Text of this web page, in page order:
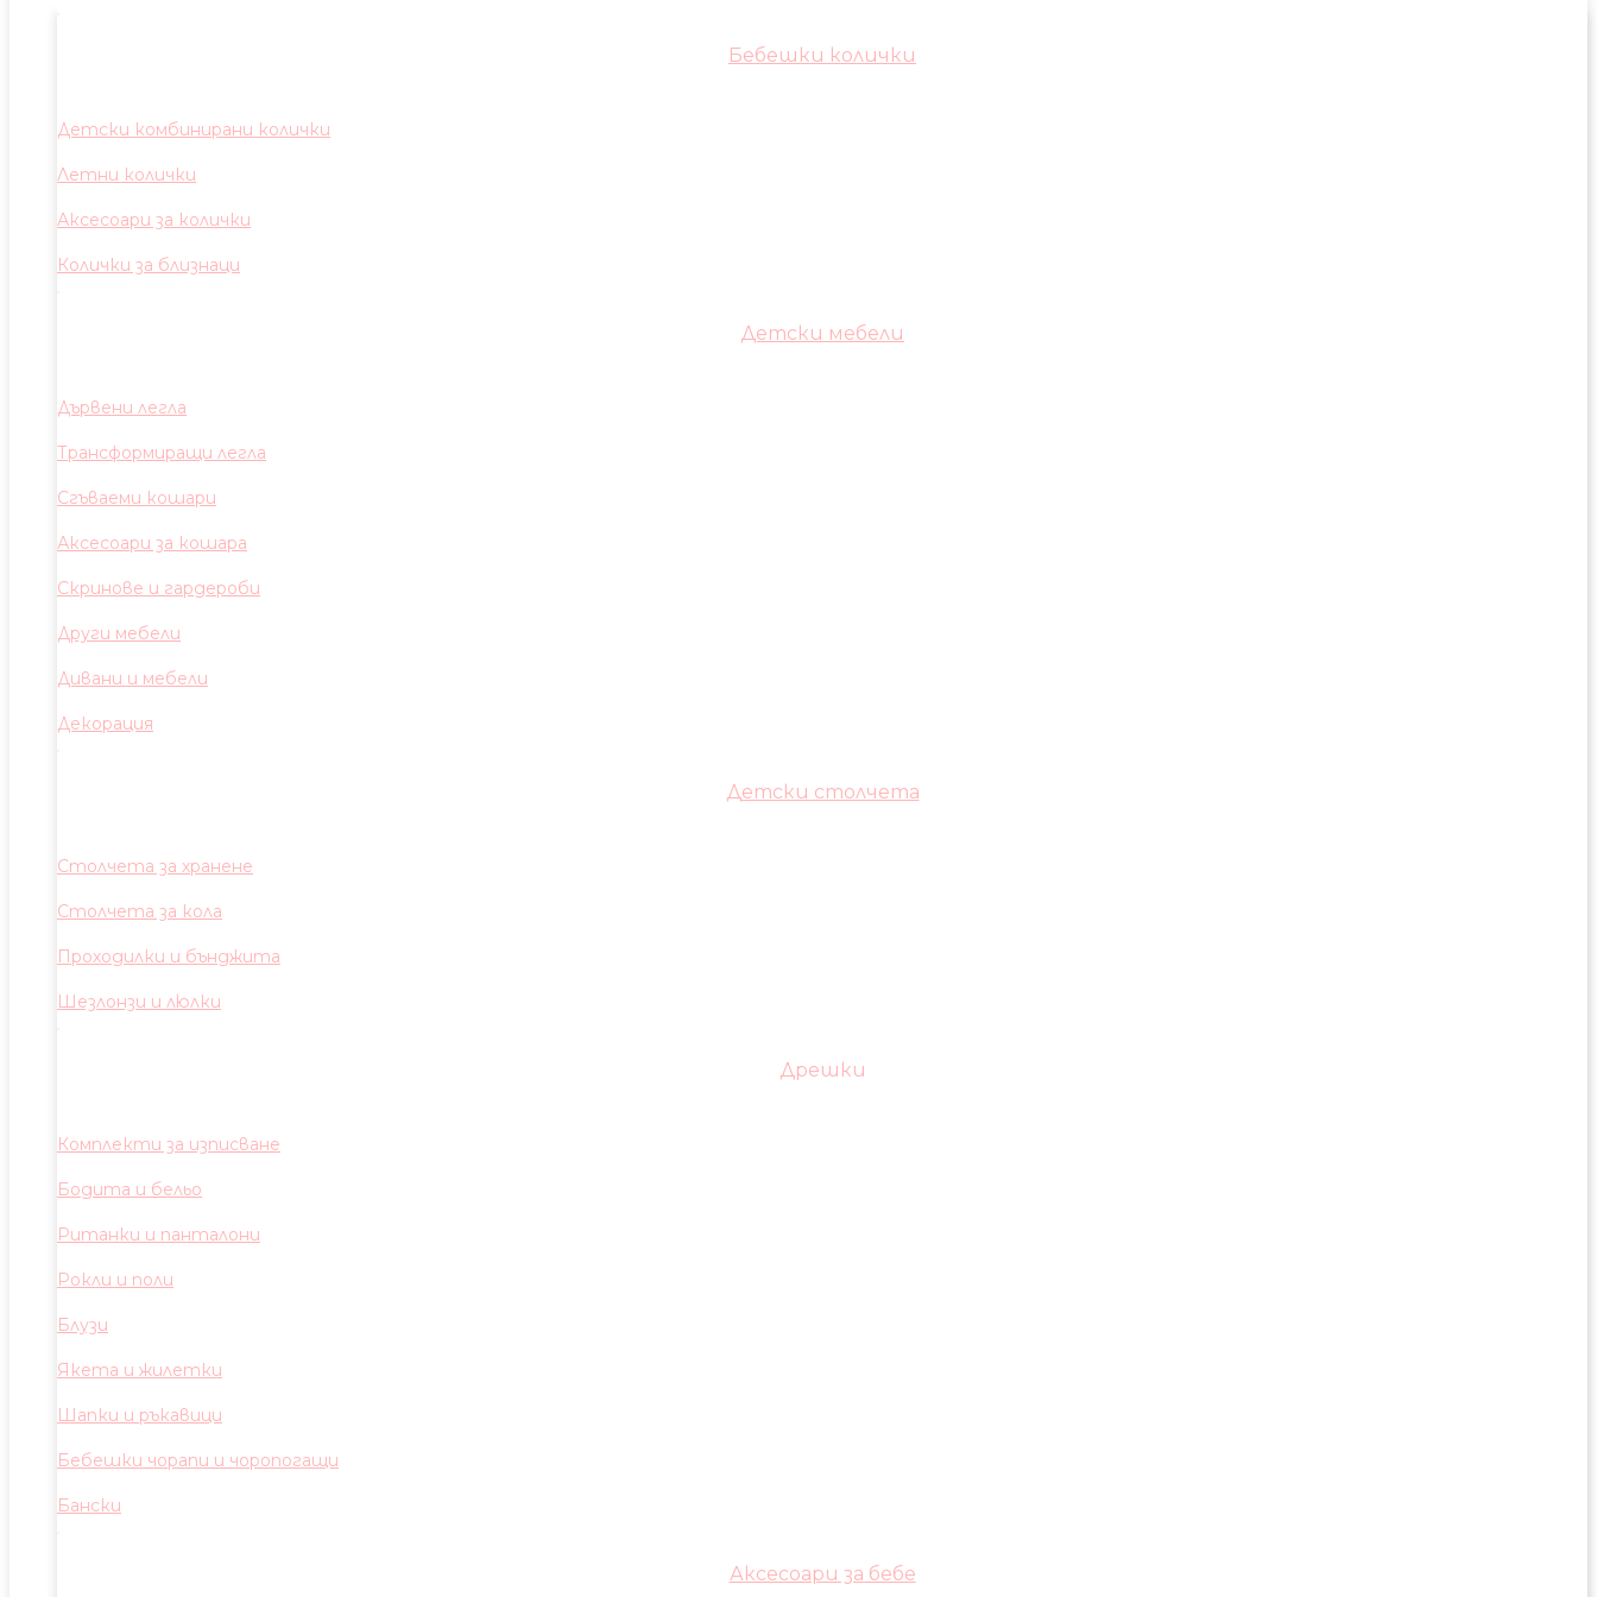
Бебешки колички
Детски комбинирани колички
Летни колички
Аксесоари за колички
Колички за близнаци
Детски мебели
Дървени легла
Трансформиращи легла
Сгъваеми кошари
Аксесоари за кошара
Скринове и гардероби
Други мебели
Дивани и мебели
Декорация
Детски столчета
Столчета за хранене
Столчета за кола
Проходилки и бънджита
Шезлонзи и люлки
Дрешки
Комплекти за изписване
Бодита и бельо
Ританки и панталони
Рокли и поли
Блузи
Якета и жилетки
Шапки и ръкавици
Бебешки чорапи и чоропогащи
Бански
Аксесоари за бебе